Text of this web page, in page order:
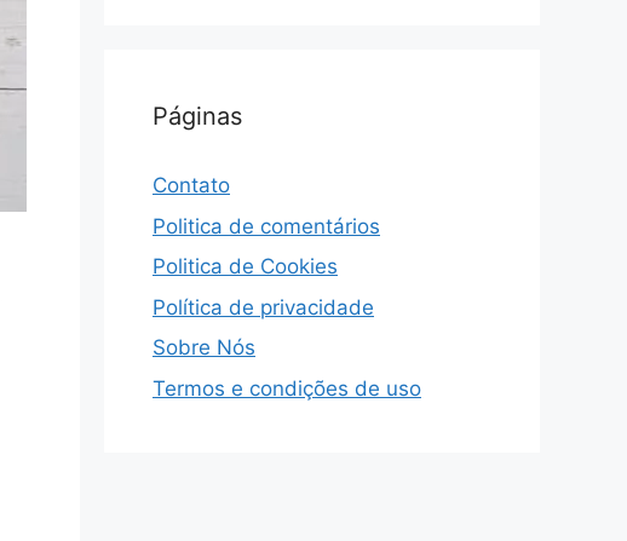
Páginas
Contato
Politica de comentários
Politica de Cookies
Política de privacidade
Sobre Nós
Termos e condições de uso